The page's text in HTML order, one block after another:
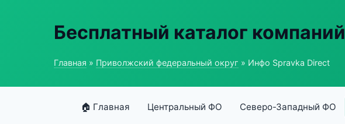
Бесплатный каталог компаний
Главная » Приволжский федеральный округ » Инфо Spravka Direct
🏠 Главная Центральный ФО Северо-Западный ФО